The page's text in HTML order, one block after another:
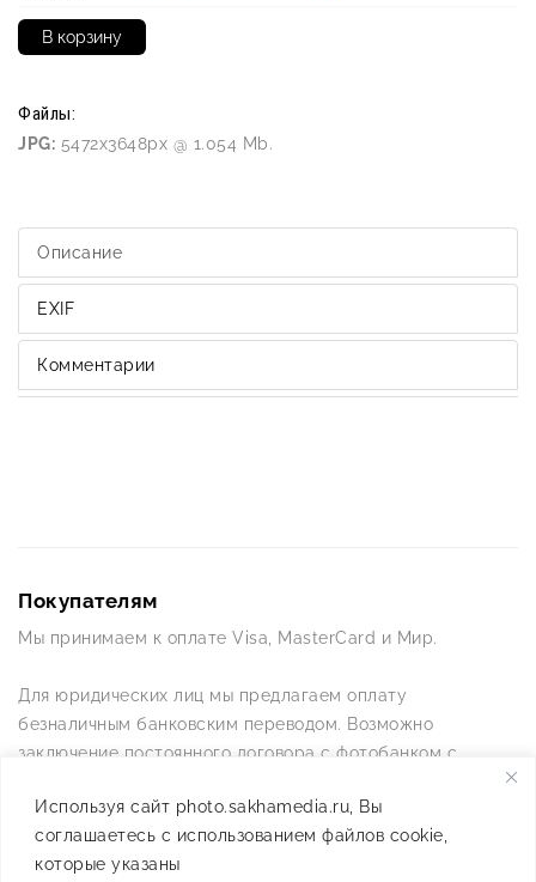
Используя сайт photo.sakhamedia.ru, Вы
соглашаетесь с использованием файлов cookie,
которые указаны
Файлы:
JPG: 5472x3648px @ 1.054 Mb.
Описание
EXIF
Комментарии
Покупателям
Мы принимаем к оплате Visa, MasterCard и Мир.
Для юридических лиц мы предлагаем оплату
безналичным банковским переводом. Возможно
заключение постоянного договора с фотобанком с
Позвоните нам по телефону +7(4112) 42-09-42 — и мы
ответим на все ваши вопросы